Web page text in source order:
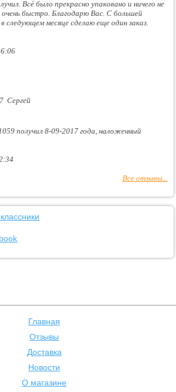
Всё было прекрасно упаковано и ничего не
очень быстро. Благодарю Вас. С большей
следующем месяце сделаю еще один заказ.
Сергей
получил 8-09-2017 года, наложенный
Все отзывы...
Главная
Отзывы
Доставка
Новости
О магазине